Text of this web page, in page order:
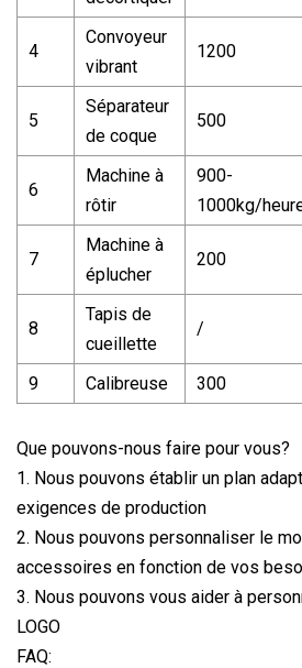
4
Convoyeur
vibrant
1200
5
Séparateur
de coque
500
6
Machine à
rôtir
900-
1000kg/
7
Machine à
éplucher
200
8
Tapis de
cueillette
/
9 Calibreuse 300
Que pouvons-nous faire pour vous?
1. Nous pouvons établir un plan
exigences de production
2. Nous pouvons personnaliser le
accessoires en fonction de vos
3. Nous pouvons vous aider à
LOGO
FAQ: